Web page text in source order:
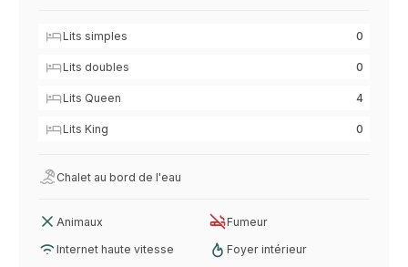
Lits simples 0
Lits doubles 0
Lits Queen 4
Lits King 0
Chalet au bord de l'eau
Animaux Fumeur
Internet haute vitesse Foyer intérieur